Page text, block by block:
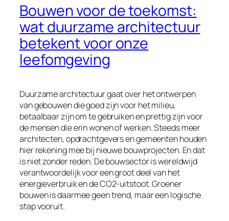
Bouwen voor de toekomst:
wat duurzame architectuur
betekent voor onze
leefomgeving
Duurzame architectuur gaat over het ontwerpen
van gebouwen die goed zijn voor het milieu,
betaalbaar zijn om te gebruiken en prettig zijn voor
de mensen die erin wonen of werken. Steeds meer
architecten, opdrachtgevers en gemeenten houden
hier rekening mee bij nieuwe bouwprojecten. En dat
is niet zonder reden. De bouwsector is wereldwijd
verantwoordelijk voor een groot deel van het
energieverbruik en de CO2-uitstoot. Groener
bouwen is daarmee geen trend, maar een logische
stap vooruit.